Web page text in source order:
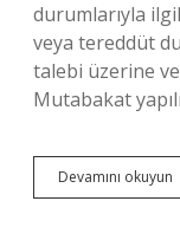
durumlarıyla
veya tereddüt
talebi üzerine
Mutabakat
Devamını okuyun